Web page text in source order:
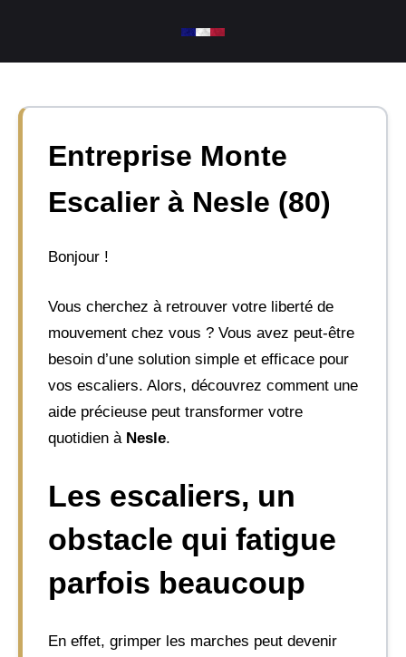
contenu
Entreprise Monte
Escalier à Nesle (80)
Bonjour !
Vous cherchez à retrouver votre liberté de
mouvement chez vous ? Vous avez peut-être
besoin d’une solution simple et efficace pour
vos escaliers. Alors, découvrez comment une
aide précieuse peut transformer votre
quotidien à Nesle.
Les escaliers, un
obstacle qui fatigue
parfois beaucoup
En effet, grimper les marches peut devenir